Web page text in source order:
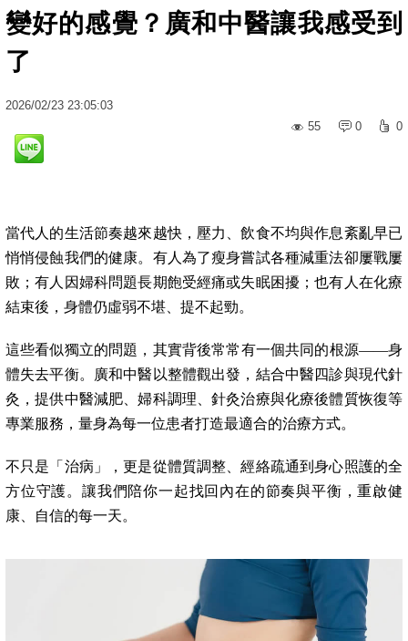
變好的感覺？廣和中醫讓我感受到
了
2026/02/23 23:05:03
55
0 0
當代人的生活節奏越來越快，壓力、飲食不均與作息紊亂早已
悄悄侵蝕我們的健康。有人為了瘦身嘗試各種減重法卻屢戰屢
敗；有人因婦科問題長期飽受經痛或失眠困擾；也有人在化療
結束後，身體仍虛弱不堪、提不起勁。
這些看似獨立的問題，其實背後常常有一個共同的根源——身
體失去平衡。廣和中醫以整體觀出發，結合中醫四診與現代針
灸，提供中醫減肥、婦科調理、針灸治療與化療後體質恢復等
專業服務，量身為每一位患者打造最適合的治療方式。
不只是「治病」，更是從體質調整、經絡疏通到身心照護的全
方位守護。讓我們陪你一起找回內在的節奏與平衡，重啟健
康、自信的每一天。